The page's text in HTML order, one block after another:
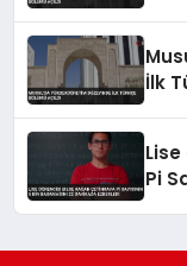
İlk
Pi